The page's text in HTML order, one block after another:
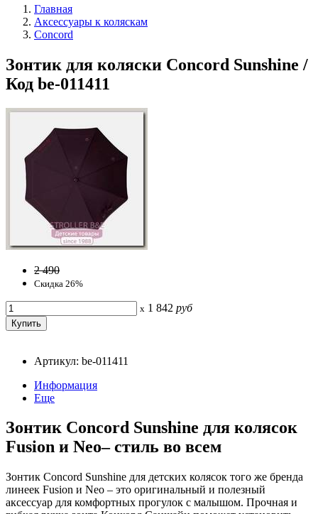
Главная
Аксессуары к коляскам
Concord
Зонтик для коляски Concord Sunshine /
Код be-011411
2 490
Скидка 26%
x 1 842 руб
Артикул: be-011411
Информация
Еще
Зонтик Concord Sunshine для колясок
Fusion и Neo– стиль во всем
Зонтик Concord Sunshine для детских колясок того же бренда
линеек Fusion и Neo – это оригинальный и полезный
аксессуар для комфортных прогулок с малышом. Прочная и